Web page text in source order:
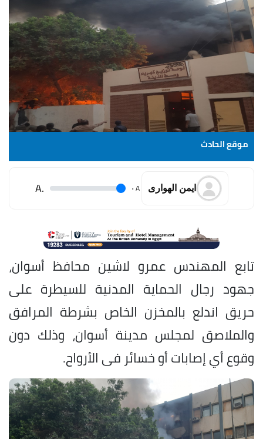
موقع الحادث
ايمن الهوارى A
.
.A
تابع المهندس عمرو لاشين محافظ أسوان،
جهود رجال الحماية المدنية للسيطرة على
حريق اندلع بالمخزن الخاص بشرطة المرافق
والملاصق لمجلس مدينة أسوان، وذلك دون
وقوع أي إصابات أو خسائر فى الأرواح.